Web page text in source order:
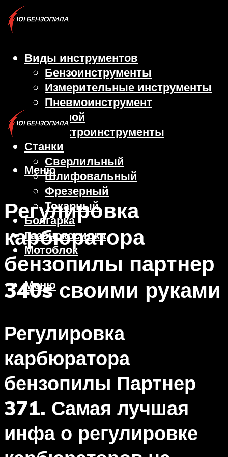
Виды инструментов
Бензоинструменты
Измерительные инструменты
Пневмоинструмент
Ручной
Электроинструменты
Станки
Сверлильный
Шлифовальный
Фрезерный
Токарный
Болгарка
Газонокосилка
Мотоблок
Меню
Меню
Регулировка
карбюратора
бензопилы партнер
340s своими руками
Регулировка
карбюратора
бензопилы Партнер
371. Самая лучшая
инфа о регулировке